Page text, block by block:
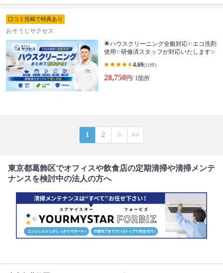
口コミ投稿で特典あり
おそうじサクセス
🌟ハウスクリーニング全般対応✨エコ洗剤
使用✨研修済スタッフが対応いたします✨
4.69(11件)
28,750円/ 1箇所
1 2 > >>
東京都葛飾区でオフィスや飲食店の定期清掃や清掃メンテ
ナンスを検討中の法人の方へ